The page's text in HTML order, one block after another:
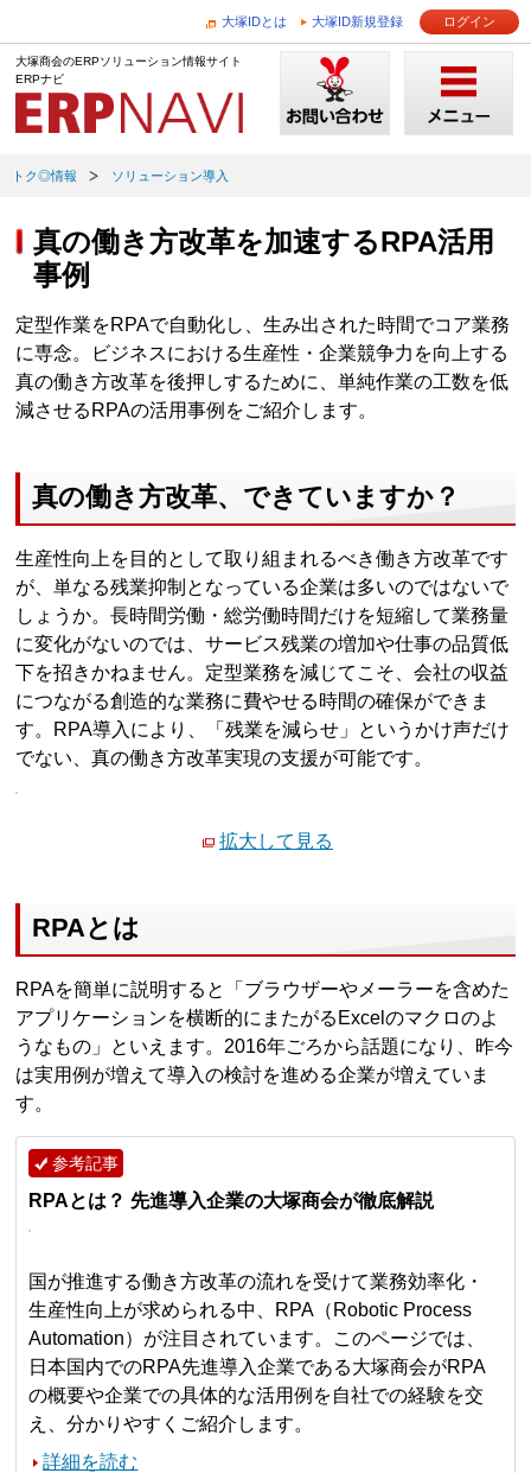
大塚IDとは 大塚ID新規登録 ログイン
大塚商会のERPソリューション情報サイト
ERPナビ
トク◎情報 ソリューション導入
真の働き方改革を加速するRPA活用
事例
定型作業をRPAで自動化し、生み出された時間でコア業務
に専念。ビジネスにおける生産性・企業競争力を向上する
真の働き方改革を後押しするために、単純作業の工数を低
減させるRPAの活用事例をご紹介します。
真の働き方改革、できていますか？
生産性向上を目的として取り組まれるべき働き方改革です
が、単なる残業抑制となっている企業は多いのではないで
しょうか。長時間労働・総労働時間だけを短縮して業務量
に変化がないのでは、サービス残業の増加や仕事の品質低
下を招きかねません。定型業務を減じてこそ、会社の収益
につながる創造的な業務に費やせる時間の確保ができま
す。RPA導入により、「残業を減らせ」というかけ声だけ
でない、真の働き方改革実現の支援が可能です。
拡大して見る
RPAとは
RPAを簡単に説明すると「ブラウザーやメーラーを含めた
アプリケーションを横断的にまたがるExcelのマクロのよ
うなもの」といえます。2016年ごろから話題になり、昨今
は実用例が増えて導入の検討を進める企業が増えていま
す。
参考記事
RPAとは？ 先進導入企業の大塚商会が徹底解説
国が推進する働き方改革の流れを受けて業務効率化・
生産性向上が求められる中、RPA（Robotic Process
Automation）が注目されています。このページでは、
日本国内でのRPA先進導入企業である大塚商会がRPA
の概要や企業での具体的な活用例を自社での経験を交
え、分かりやすくご紹介します。
詳細を読む